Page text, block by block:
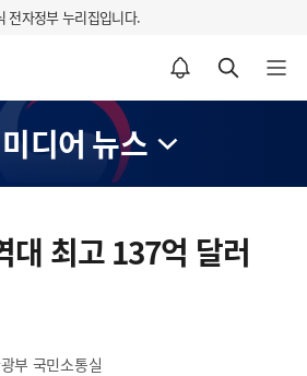
전자정부 누리집입니다.
알림설정 바로가기 검색 바로가기 메뉴 열기
디어 뉴스
대 최고 137억 달러
부 국민소통실